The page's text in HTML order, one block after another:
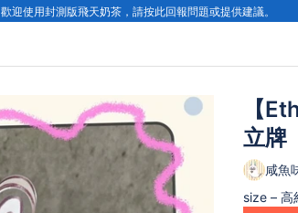
歡迎使用封測版飛天奶茶，請按此回報問題或提供建議。
【
立牌
咸魚
size – 高